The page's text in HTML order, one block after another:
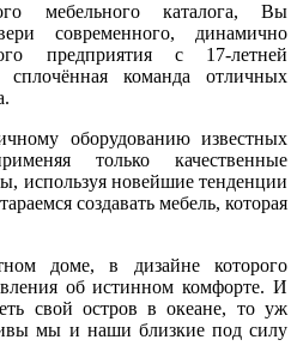
мебельного каталога, Вы
современного, динамично
предприятия с 17-летней
сплочённая команда отличных
оборудованию известных
только качественные
используя новейшие тенденции
создавать мебель, которая
доме, в дизайне которого
об истинном комфорте. И
свой остров в океане, то уж
мы и наши близкие под силу